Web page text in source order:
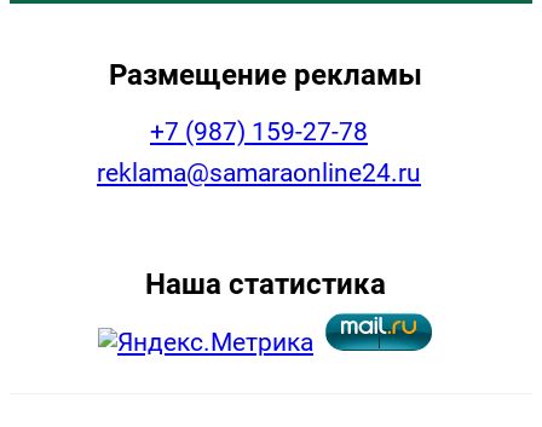
Размещение рекламы
+7 (987) 159-27-78
reklama@samaraonline24.ru
Наша статистика